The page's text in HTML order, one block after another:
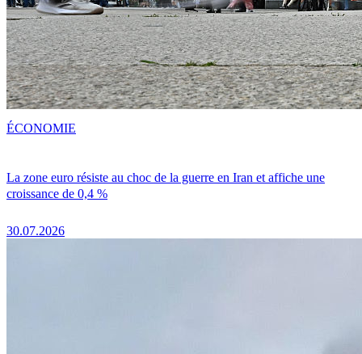
La zone euro résiste au choc de la guerre en Iran et affiche une
croissance de 0,4 %
30.07.2026
ÉCONOMIE